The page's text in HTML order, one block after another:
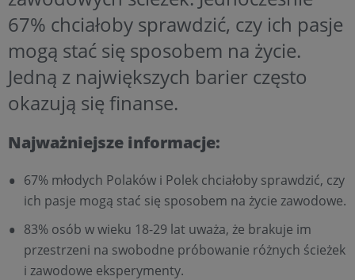
67% chciałoby sprawdzić, czy ich pasje
mogą stać się sposobem na życie.
Jedną z największych barier często
okazują się finanse.
Najważniejsze informacje:
67% młodych Polaków i Polek chciałoby sprawdzić, czy
ich pasje mogą stać się sposobem na życie zawodowe.
83% osób w wieku 18-29 lat uważa, że brakuje im
przestrzeni na swobodne próbowanie różnych ścieżek
i zawodowe eksperymenty.